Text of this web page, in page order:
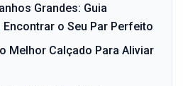
Grandes: Guia
o Seu Par Perfeito
Melhor Calçado Para Aliviar